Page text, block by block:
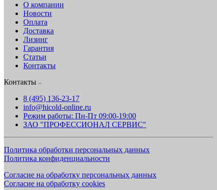
О компании
Новости
Оплата
Доставка
Лизинг
Гарантия
Статьи
Контакты
Контакты
8 (495) 136-23-17
info@hicold-online.ru
Режим работы: Пн-Пт 09:00-19:00
ЗАО "ПРОФЕССИОНАЛ СЕРВИС"
Политика обработки персональных данных
Политика конфиденциальности
Согласие на обработку персональных данных
Согласие на обработку cookies